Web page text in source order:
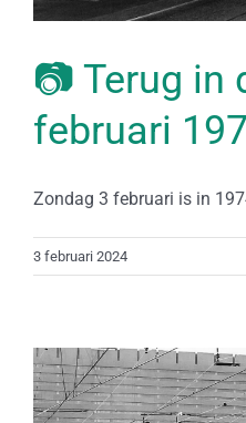
📷 Terug in
februari
Zondag 3 februari is in
3 februari 2024